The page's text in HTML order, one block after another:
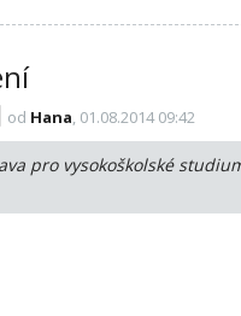
od Hana, 01.08.2014 09:42
pro vysokoškolské